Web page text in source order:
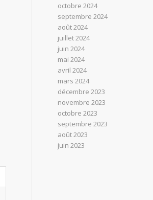
octobre 2024
septembre 2024
août 2024
juillet 2024
juin 2024
mai 2024
avril 2024
mars 2024
décembre 2023
novembre 2023
octobre 2023
septembre 2023
août 2023
juin 2023